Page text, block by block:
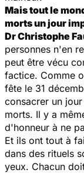
Mais tout le
morts un jour
Dr Christophe
personnes n'en
peut être vécu
factice. Comme
fête le 31
consacrer un
morts. Il y a
d'honneur à ne
Et ils ont tout à
dans des rituels
yeux. Chacun